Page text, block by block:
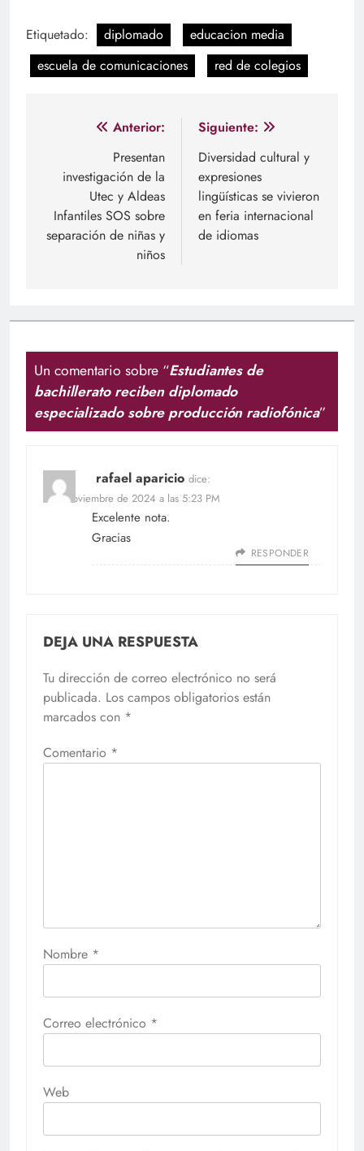
Etiquetado: diplomado
educacion media
escuela de comunicaciones
red de colegios
Navegación
entradas
Anterior:
Presentan
investigación de la
Utec y Aldeas
Infantiles SOS sobre
separación de niñas y
niños
Siguiente:
Diversidad cultural y
expresiones
lingüísticas se vivieron
en feria internacional
de idiomas
Un comentario sobre “Estudiantes de
bachillerato reciben diplomado
especializado sobre producción radiofónica”
rafael aparicio dice:
8 de noviembre de 2024 a las 5:23 PM
Excelente nota.
Gracias
RESPONDER
DEJA UNA RESPUESTA
Tu dirección de correo electrónico no será
publicada. Los campos obligatorios están
marcados con *
Comentario *
Nombre *
Correo electrónico *
Web